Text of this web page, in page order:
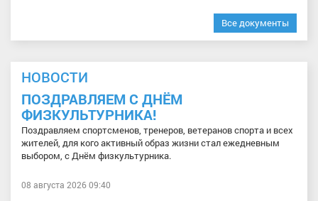
Все документы
НОВОСТИ
ПОЗДРАВЛЯЕМ С ДНЁМ
ФИЗКУЛЬТУРНИКА!
Поздравляем спортсменов, тренеров, ветеранов спорта и всех
жителей, для кого активный образ жизни стал ежедневным
выбором, с Днём физкультурника.
08 августа 2026 09:40